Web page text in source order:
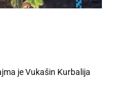
je Vukašin Kurbalija